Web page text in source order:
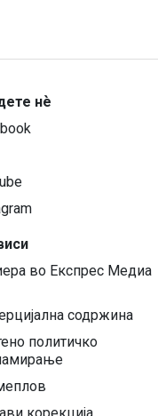
нѐ
во Експрес Медиа
содржина
политичко